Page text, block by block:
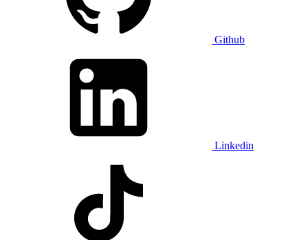
Github
Linkedin